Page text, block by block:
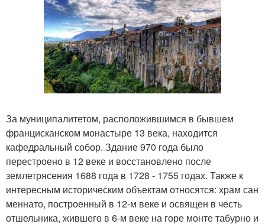
За муниципалитетом, расположившимся в бывшем
францисканском монастыре 13 века, находится
кафедральный собор. Здание 970 года было
перестроено в 12 веке и восстановлено после
землетрясения 1688 года в 1728 - 1755 годах. Также к
интересным историческим объектам относятся: храм сан
меннато, построенный в 12-м веке и освящен в честь
отшельника, жившего в 6-м веке на горе монте табурно и